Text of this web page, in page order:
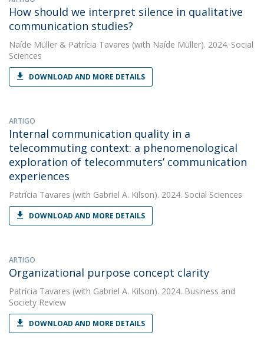
How should we interpret silence in qualitative
communication studies?
Naíde Müller & Patrícia Tavares (with Naíde Müller). 2024. Social
Sciences
DOWNLOAD AND MORE DETAILS
ARTIGO
Internal communication quality in a
telecommuting context: a phenomenological
exploration of telecommuters’ communication
experiences
Patrícia Tavares (with Gabriel A. Kilson). 2024. Social Sciences
DOWNLOAD AND MORE DETAILS
ARTIGO
Organizational purpose concept clarity
Patrícia Tavares (with Gabriel A. Kilson). 2024. Business and
Society Review
DOWNLOAD AND MORE DETAILS